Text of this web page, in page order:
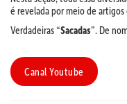
é revelada por meio de artigos
Verdadeiras “Sacadas”. De
Canal Youtube